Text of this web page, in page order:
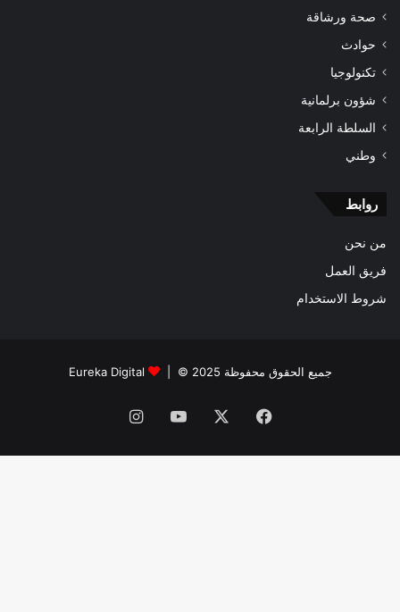
صحة ورشاقة
حوادث
تكنولوجيا
شؤون برلمانية
السلطة الرابعة
وطني
روابط
من نحن
فريق العمل
شروط الاستخدام
جميع الحقوق محفوظة 2025 © | Eureka Digital
فيسبوك ‫YouTube